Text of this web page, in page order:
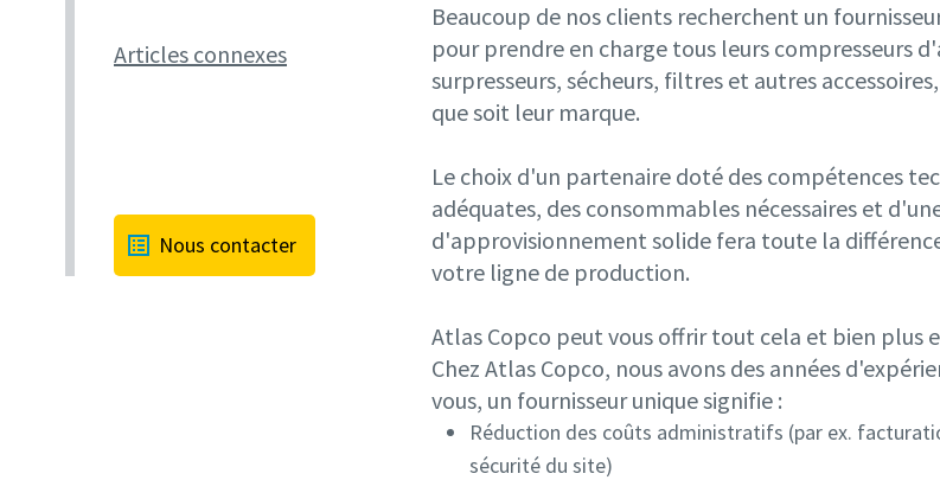
Articles connexes
Nous contacter
Beaucoup de nos clients recherchent un
pour prendre en charge tous leurs compresseurs
surpresseurs, sécheurs, filtres et autres
que soit leur marque.
Le choix d'un partenaire doté des compétences
adéquates, des consommables nécessaires et
d'approvisionnement solide fera toute la
votre ligne de production.
Atlas Copco peut vous offrir tout cela et bien plus
Chez Atlas Copco, nous avons des années
vous, un fournisseur unique signifie :
Réduction des coûts administratifs (par ex.
sécurité du site)